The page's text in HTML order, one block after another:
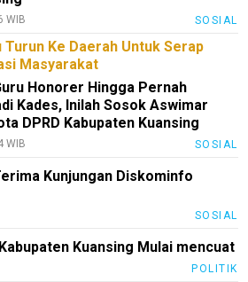
WIB SOSIAL
Turun Ke Daerah Untuk Serap
Masyarakat
Honorer Hingga Pernah
Kades, Inilah Sosok Aswimar
DPRD Kabupaten Kuansing
WIB SOSIAL
Kunjungan Diskominfo
SOSIAL
Kuansing Mulai mencuat
POLITIK